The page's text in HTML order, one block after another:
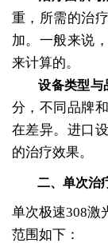
重，所需的治
加。一般来说
来计算的。
设备类型与
分，不同品牌
在差异。进口
的治疗效果。
二、单次治
单次极速308激
范围如下：